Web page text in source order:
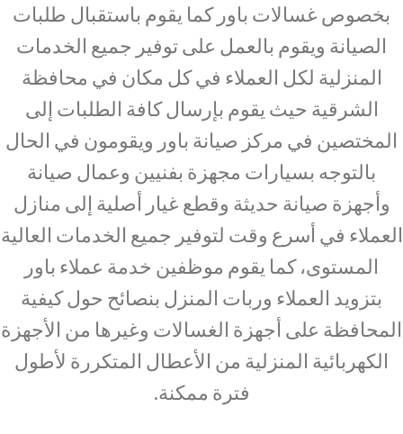
بخصوص غسالات باور كما يقوم باستقبال طلبات
الصيانة ويقوم بالعمل على توفير جميع الخدمات
المنزلية لكل العملاء في كل مكان في محافظة
الشرقية حيث يقوم بإرسال كافة الطلبات إلى
المختصين في مركز صيانة باور ويقومون في الحال
بالتوجه بسيارات مجهزة بفنيين وعمال صيانة
وأجهزة صيانة حديثة وقطع غيار أصلية إلى منازل
العملاء في أسرع وقت لتوفير جميع الخدمات العالية
المستوى، كما يقوم موظفين خدمة عملاء باور
بتزويد العملاء وربات المنزل بنصائح حول كيفية
المحافظة على أجهزة الغسالات وغيرها من الأجهزة
الكهربائية المنزلية من الأعطال المتكررة لأطول
فترة ممكنة.